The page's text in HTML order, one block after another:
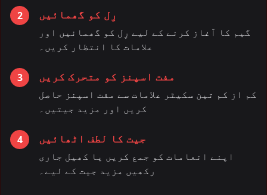
2 رِل کو گھمائیں
گیم کا آغاز کرنے کے لیے رِل کو گھمائیں اور
علامات کا انتظار کریں۔
3 مفت اسپنز کو متحرک کریں
کم از کم تین سکیٹر علامات سے مفت اسپنز حاصل
کریں اور مزید جیتیں۔
4 جیت کا لطف اٹھائیں
اپنے انعامات کو جمع کریں یا کھیل جاری
رکھیں مزید جیت کے لیے۔